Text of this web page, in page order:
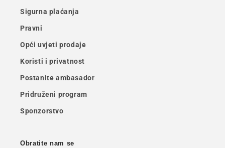
Sigurna plaćanja
Pravni
Opći uvjeti prodaje
Koristi i privatnost
Postanite ambasador
Pridruženi program
Sponzorstvo
Obratite nam se